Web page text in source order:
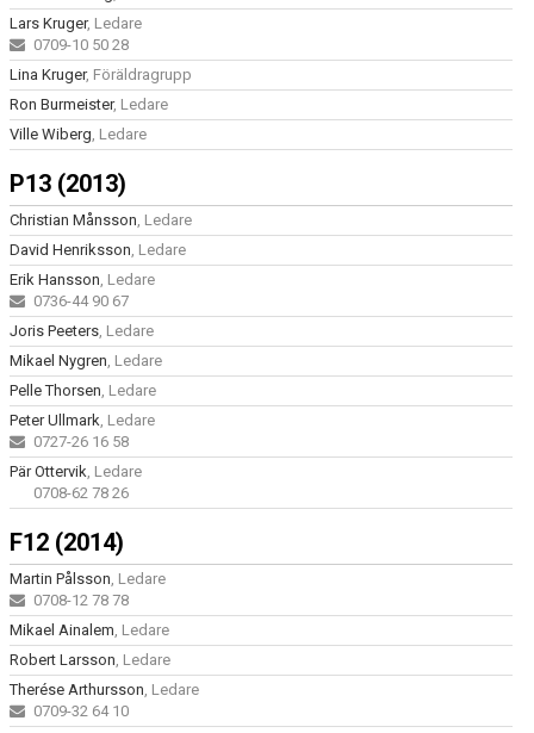
Lars Kruger, Ledare
0709-10 50 28
Lina Kruger, Föräldragrupp
Ron Burmeister, Ledare
Ville Wiberg, Ledare
P13 (2013)
Christian Månsson, Ledare
David Henriksson, Ledare
Erik Hansson, Ledare
0736-44 90 67
Joris Peeters, Ledare
Mikael Nygren, Ledare
Pelle Thorsen, Ledare
Peter Ullmark, Ledare
0727-26 16 58
Pär Ottervik, Ledare
0708-62 78 26
F12 (2014)
Martin Pålsson, Ledare
0708-12 78 78
Mikael Ainalem, Ledare
Robert Larsson, Ledare
Therése Arthursson, Ledare
0709-32 64 10